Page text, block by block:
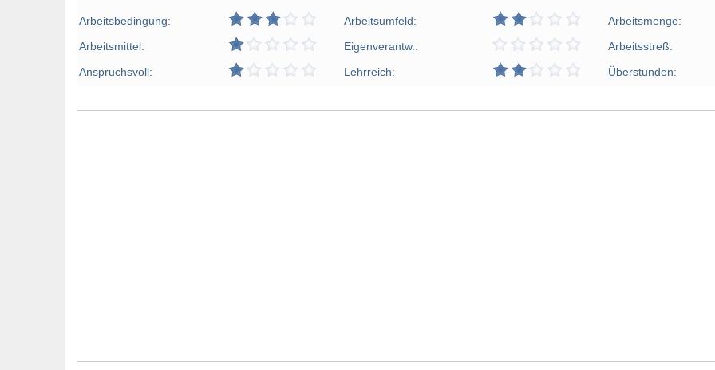
Arbeitsbedingung: Arbeitsumfeld: Arbeitsmenge:
Arbeitsmittel:
Eigenverantw.: Arbeitsstreß:
Anspruchsvoll:
Lehrreich: Überstunden: